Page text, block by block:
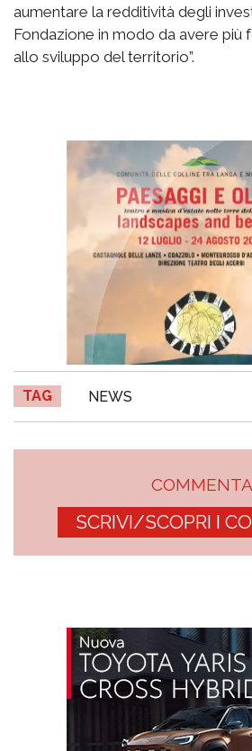
aumentare la redditività degli
Fondazione in modo da avere più
allo sviluppo del territorio”.
TAG NEWS
COMMENTA
SCRIVI/SCOPRI I